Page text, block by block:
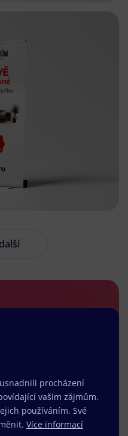
vám ozveme s
postupu.
procházení
vašim zájmům.
používáním. Své
Více informací